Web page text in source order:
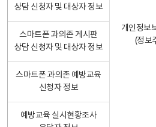
개인정보
(정보
상담 신청자 및 대상자 정보
스마트폰 과의존 게시판
상담 신청자 및 대상자 정보
스마트폰 과의존 예방교육
신청자 정보
예방교육 실시현황조사